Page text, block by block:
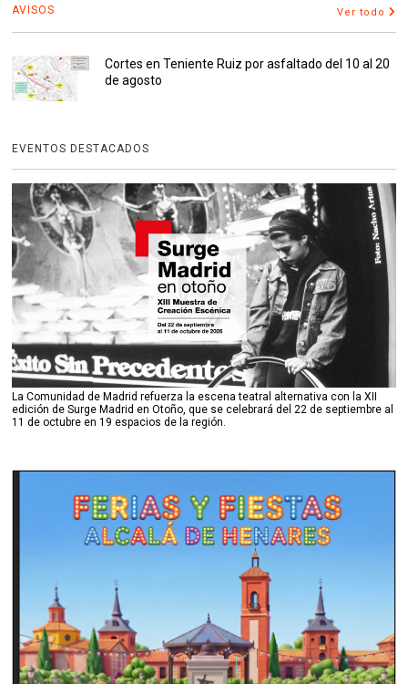
AVISOS Ver todo
Cortes en Teniente Ruiz por asfaltado del 10 al 20
de agosto
EVENTOS DESTACADOS
La Comunidad de Madrid refuerza la escena teatral alternativa con la XII
edición de Surge Madrid en Otoño, que se celebrará del 22 de septiembre al
11 de octubre en 19 espacios de la región.